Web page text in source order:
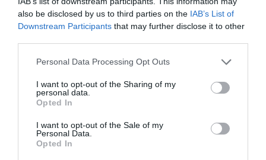
also be disclosed by us to third parties on the IAB’s List of
Downstream Participants that may further disclose it to other
Personal Data Processing Opt Outs
I want to opt-out of the Sharing of my
personal data.
Opted In
I want to opt-out of the Sale of my
Personal Data.
Opted In
mucho. Para valorar esas tasas de crecimiento,
veámoslo en la tabla 1, que nos convierte esos
porcentajes en euros.